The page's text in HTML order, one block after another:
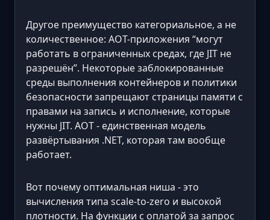
Другое преимущество категориальное, а не
количественное: AOT-приложения “могут
работать в ограниченных средах, где JIT не
разрешён”. Некоторые заблокированные
среды выполнения контейнеров и политики
безопасности запрещают страницы памяти с
правами на запись и исполнение, которые
нужны JIT. AOT - единственная модель
развёртывания .NET, которая там вообще
работает.
Вот почему оптимальная ниша - это
вычисления типа scale-to-zero и высокой
плотности. На функции с оплатой за запрос